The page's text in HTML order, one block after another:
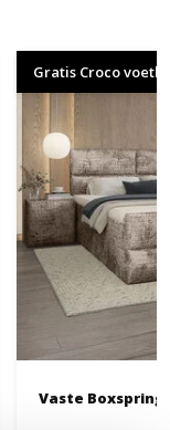
Gratis Croco
Vaste Boxspring